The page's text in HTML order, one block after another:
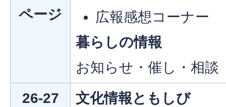
ページ
広報感想コーナー
暮らしの情報
お知らせ・催し・相談
26-27
文化情報ともしび